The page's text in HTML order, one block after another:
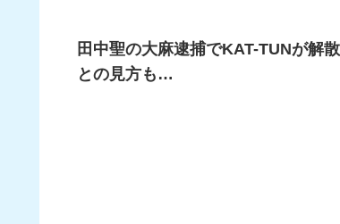
田中聖の大麻逮捕でKAT-TUNが解
との見方も…